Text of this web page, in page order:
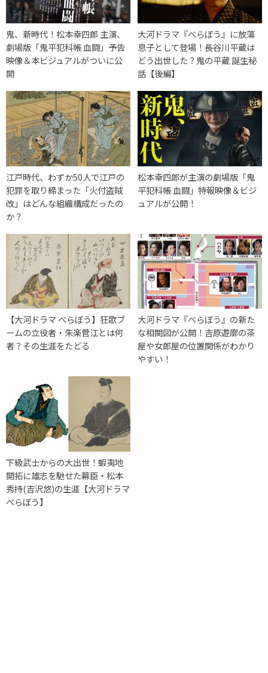
鬼、新時代！松本幸四郎 主演、
劇場版「鬼平犯科帳 血闘」予告
映像＆本ビジュアルがついに公
開
大河ドラマ『べらぼう』に放蕩
息子として登場！長谷川平蔵は
どう出世した？鬼の平蔵 誕生秘
話【後編】
江戸時代、わずか50人で江戸の
犯罪を取り締まった「火付盗賊
改」はどんな組織構成だったの
か？
松本幸四郎が主演の劇場版「鬼
平犯科帳 血闘」特報映像＆ビジ
ュアルが公開！
【大河ドラマ べらぼう】狂歌ブ
ームの立役者・朱楽菅江とは何
者？その生涯をたどる
大河ドラマ『べらぼう』の新た
な相関図が公開！吉原遊廓の茶
屋や女郎屋の位置関係がわかり
やすい！
下級武士からの大出世！蝦夷地
開拓に雄志を馳せた幕臣・松本
秀持(吉沢悠)の生涯【大河ドラマ
べらぼう】